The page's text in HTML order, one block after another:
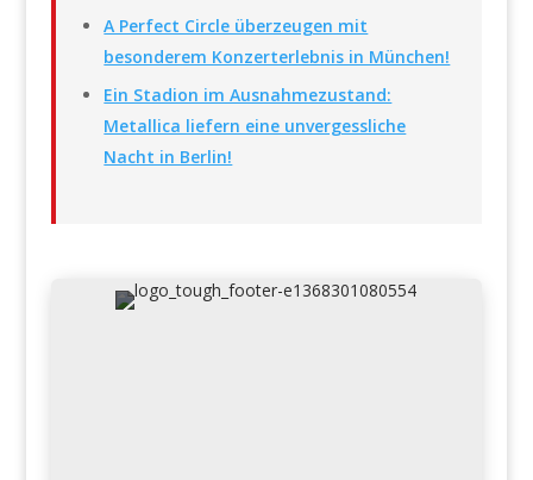
A Perfect Circle überzeugen mit
besonderem Konzerterlebnis in München!
Ein Stadion im Ausnahmezustand:
Metallica liefern eine unvergessliche
Nacht in Berlin!